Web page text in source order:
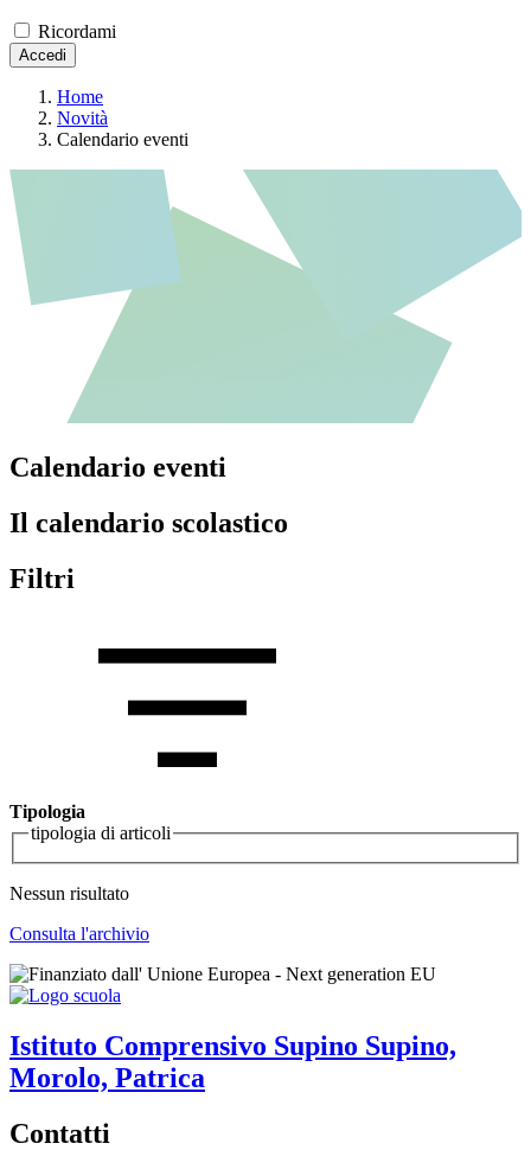
Ricordami
Accedi
Home
Novità
Calendario eventi
Calendario eventi
Il calendario scolastico
Filtri
Tipologia
tipologia di articoli
Nessun risultato
Consulta l'archivio
Istituto Comprensivo Supino Supino,
Morolo, Patrica
Contatti